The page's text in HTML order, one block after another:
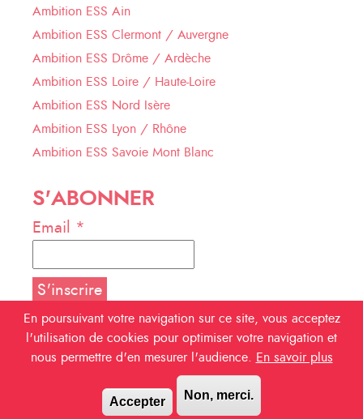
Ambition ESS Ain
Ambition ESS Clermont / Auvergne
Ambition ESS Drôme / Ardèche
Ambition ESS Loire / Haute-Loire
Ambition ESS Nord Isère
Ambition ESS Lyon / Rhône
Ambition ESS Savoie Mont Blanc
S'ABONNER
Email *
NOUS SUIVRE
En poursuivant votre navigation sur ce site, vous acceptez
l'utilisation de cookies pour optimiser votre navigation et
nous permettre d'en mesurer l'audience.
En savoir plus
Accepter Non, merci.